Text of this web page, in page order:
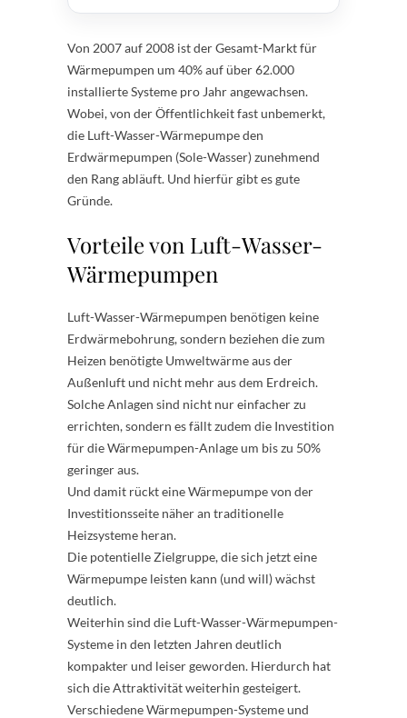
Von 2007 auf 2008 ist der Gesamt-Markt für
Wärmepumpen um 40% auf über 62.000
installierte Systeme pro Jahr angewachsen.
Wobei, von der Öffentlichkeit fast unbemerkt,
die Luft-Wasser-Wärmepumpe den
Erdwärmepumpen (Sole-Wasser) zunehmend
den Rang abläuft. Und hierfür gibt es gute
Gründe.
Vorteile von Luft-Wasser-
Wärmepumpen
Luft-Wasser-Wärmepumpen benötigen keine
Erdwärmebohrung, sondern beziehen die zum
Heizen benötigte Umweltwärme aus der
Außenluft und nicht mehr aus dem Erdreich.
Solche Anlagen sind nicht nur einfacher zu
errichten, sondern es fällt zudem die Investition
für die Wärmepumpen-Anlage um bis zu 50%
geringer aus.
Und damit rückt eine Wärmepumpe von der
Investitionsseite näher an traditionelle
Heizsysteme heran.
Die potentielle Zielgruppe, die sich jetzt eine
Wärmepumpe leisten kann (und will) wächst
deutlich.
Weiterhin sind die Luft-Wasser-Wärmepumpen-
Systeme in den letzten Jahren deutlich
kompakter und leiser geworden. Hierdurch hat
sich die Attraktivität weiterhin gesteigert.
Verschiedene Wärmepumpen-Systeme und